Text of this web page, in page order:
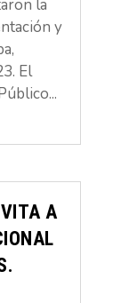
la
y
El
A